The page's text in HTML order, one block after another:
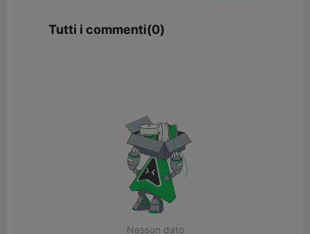
Tutti i commenti(0)
Nessun dato